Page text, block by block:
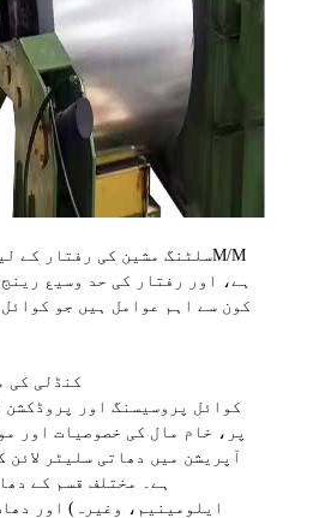
ہے، اور رفتار کی حد وسیع
کون سے اہم عوامل ہیں جو
1. کنڈلی
کوائل پروسیسنگ اور پروڈکشن
پر، خام مال کی خصوصیات اور
آپریشن میں دھاتی سلیٹر
ہے۔ مختلف قسم کے
ایلومینیم، وغیرہ) اور